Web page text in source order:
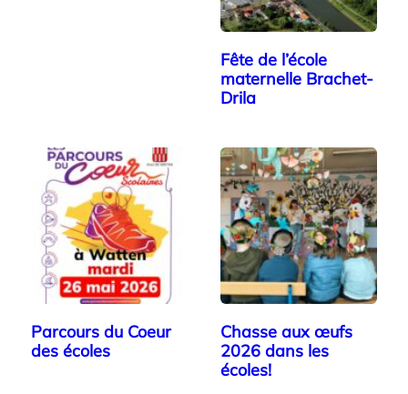
Fête de l’école
maternelle Brachet-
Drila
Parcours du Coeur
des écoles
Chasse aux œufs
2026 dans les
écoles!